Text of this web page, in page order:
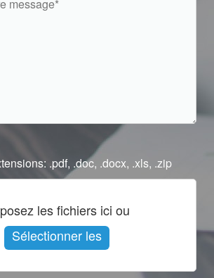
.pdf, .doc, .docx, .xls, .zip
les fichiers ici ou
Sélectionner les
fichiers